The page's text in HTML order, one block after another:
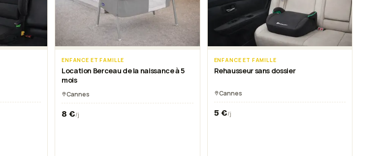
ENFANCE ET FAMILLE
Location Berceau de la naissance à 5
mois
Cannes
8 €/j
ENFANCE ET FAMILLE
Rehausseur sans dossier
Cannes
5 €/j